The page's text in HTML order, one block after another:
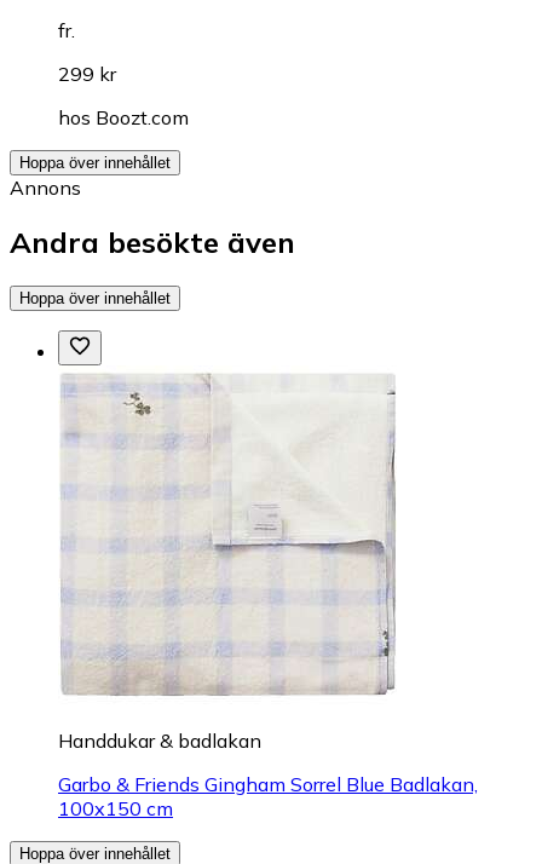
fr.
299 kr
hos Boozt.com
Hoppa över innehållet
Annons
Andra besökte även
Hoppa över innehållet
Handdukar & badlakan
Garbo & Friends Gingham Sorrel Blue Badlakan,
100x150 cm
Hoppa över innehållet